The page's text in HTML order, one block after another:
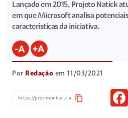
Lançado em 2015, Projeto Natick
em que Microsoft analisa
características da iniciativa.
Por Redação em 11/03/2021
content_copy